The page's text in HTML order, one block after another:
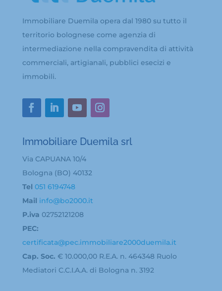
Immobiliare Duemila opera dal 1980 su tutto il
territorio bolognese come agenzia di
intermediazione nella compravendita di attività
commerciali, artigianali, pubblici esecizi e
immobili.
Immobiliare Duemila srl
Via CAPUANA 10/4
Bologna (BO) 40132
Tel 051 6194748
Mail info@bo2000.it
P.iva 02752121208
PEC:
certificata@pec.immobiliare2000duemila.it
Cap. Soc. € 10.000,00 R.E.A. n. 464348 Ruolo
Mediatori C.C.I.A.A. di Bologna n. 3192